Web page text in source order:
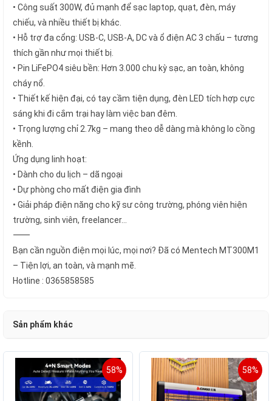
• Công suất 300W, đủ mạnh để sạc laptop, quạt, đèn, máy
chiếu, và nhiều thiết bị khác.
• Hỗ trợ đa cổng: USB-C, USB-A, DC và ổ điện AC 3 chấu – tương
thích gần như mọi thiết bị.
• Pin LiFePO4 siêu bền: Hơn 3.000 chu kỳ sạc, an toàn, không
cháy nổ.
• Thiết kế hiện đại, có tay cầm tiện dụng, đèn LED tích hợp cực
sáng khi đi cắm trại hay làm việc ban đêm.
• Trọng lượng chỉ 2.7kg – mang theo dễ dàng mà không lo cồng
kềnh.
Ứng dụng linh hoạt:
• Dành cho du lịch – dã ngoại
• Dự phòng cho mất điện gia đình
• Giải pháp điện năng cho kỹ sư công trường, phóng viên hiện
trường, sinh viên, freelancer…
⸻
Bạn cần nguồn điện mọi lúc, mọi nơi? Đã có Mentech MT300M1
– Tiện lợi, an toàn, và mạnh mẽ.
Hotline : 0365858585
Sản phẩm khác
58% 58%